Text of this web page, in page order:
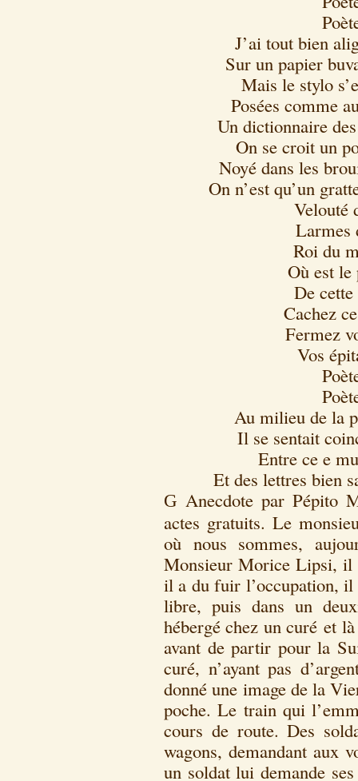
J’ai tout bien
Sur un papier
Mais le stylo
Posées comme
Un dictionnaire
On se croit un
Noyé dans les
On n’est qu’un
Velouté
Larmes
Roi du
Où est le
De
Cachez
Fermez
Vos
Au milieu de la
Il se sentait
Entre ce e
Et des lettres bien
G Anecdote par Pépito
actes gratuits. Le
où nous sommes,
Monsieur Morice Lipsi, il
il a du fuir l’occupation,
libre, puis dans un
hébergé chez un curé et
avant de partir pour la
curé, n’ayant pas
donné une image de la
poche. Le train qui
cours de route. Des
wagons, demandant aux
un soldat lui demande